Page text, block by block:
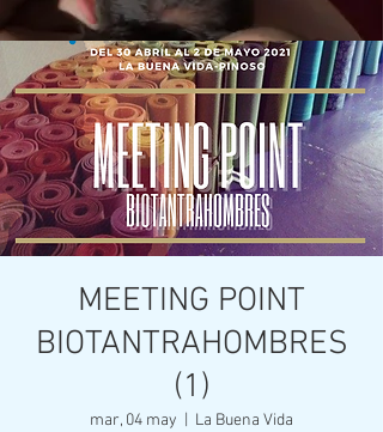
MEETING POINT
BIOTANTRAHOMBRES
(1)
mar, 04 may La Buena Vida